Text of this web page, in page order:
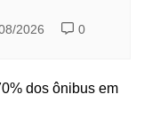
2026 0